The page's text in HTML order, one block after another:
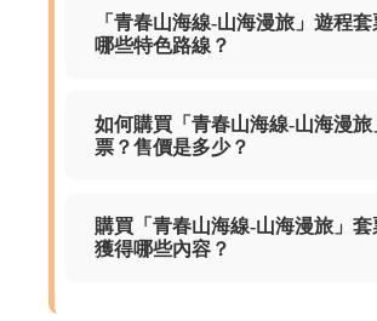
「青春山海線-山海漫旅」遊程
哪些特色路線？
如何購買「青春山海線-山海漫旅
票？售價是多少？
購買「青春山海線-山海漫旅」套
獲得哪些內容？